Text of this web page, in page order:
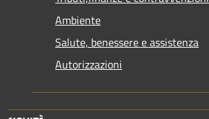
Ambiente
Salute, benessere e assistenza
Autorizzazioni